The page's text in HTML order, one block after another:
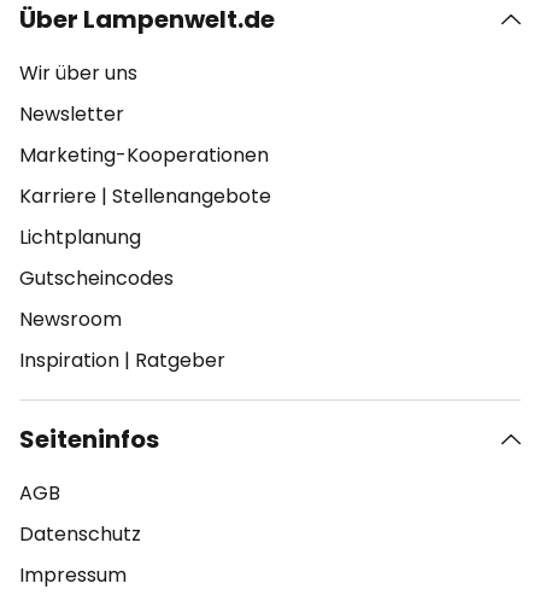
Über Lampenwelt.de
Wir über uns
Newsletter
Marketing-Kooperationen
Karriere | Stellenangebote
Lichtplanung
Gutscheincodes
Newsroom
Inspiration | Ratgeber
Seiteninfos
AGB
Datenschutz
Impressum